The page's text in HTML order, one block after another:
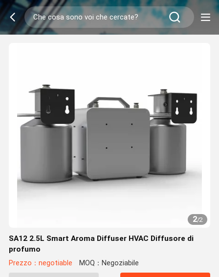
2/2
SA12 2.5L Smart Aroma Diffuser HVAC Diffusore di
profumo
Prezzo：negotiable MOQ：Negoziabile